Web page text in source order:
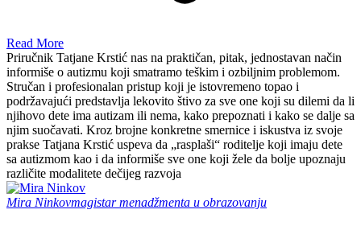
Read More
Priručnik Tatjane Krstić nas na praktičan, pitak, jednostavan način
informiše o autizmu koji smatramo teškim i ozbiljnim problemom.
Stručan i profesionalan pristup koji je istovremeno topao i
podržavajući predstavlja lekovito štivo za sve one koji su dilemi da li
njihovo dete ima autizam ili nema, kako prepoznati i kako se dalje sa
njim suočavati. Kroz brojne konkretne smernice i iskustva iz svoje
prakse Tatjana Krstić uspeva da „rasplaši“ roditelje koji imaju dete
sa autizmom kao i da informiše sve one koji žele da bolje upoznaju
različite modalitete dečijeg razvoja
Mira Ninkovmagistar menadžmenta u obrazovanju